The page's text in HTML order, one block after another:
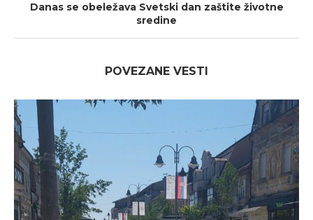
Danas se obeležava Svetski dan zaštite životne
sredine
POVEZANE VESTI